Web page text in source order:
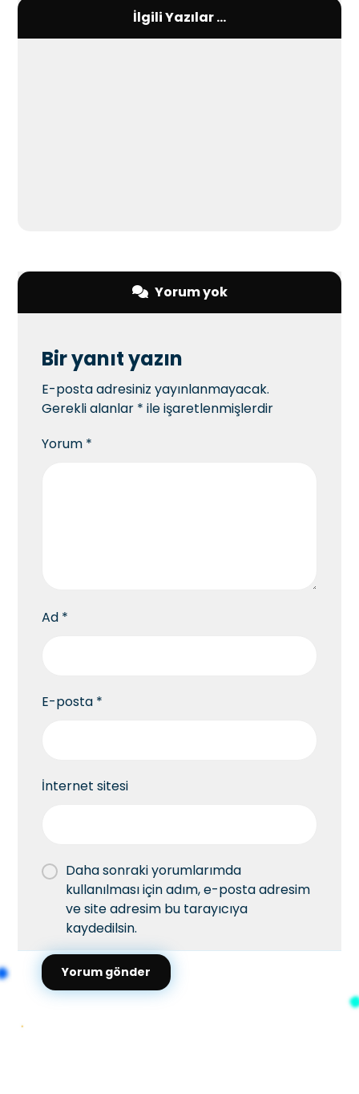
İlgili Yazılar ...
Yorum yok
Bir yanıt yazın
E-posta adresiniz yayınlanmayacak.
Gerekli alanlar * ile işaretlenmişlerdir
Yorum *
Ad *
E-posta *
İnternet sitesi
Daha sonraki yorumlarımda
kullanılması için adım, e-posta adresim
ve site adresim bu tarayıcıya
kaydedilsin.
Yorum gönder